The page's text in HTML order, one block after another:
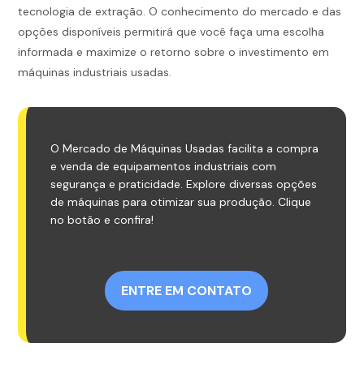
tecnologia de extração. O conhecimento do mercado e das
opções disponíveis permitirá que você faça uma escolha
informada e maximize o retorno sobre o investimento em
máquinas industriais usadas.
O Mercado de Máquinas Usadas facilita a compra
e venda de equipamentos industriais com
segurança e praticidade. Explore diversas opções
de máquinas para otimizar sua produção. Clique
no botão e confira!
ENTRE EM CONTATO